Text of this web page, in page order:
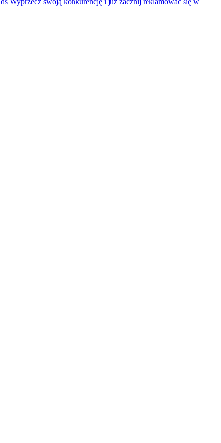
Wyprzedź swoją konkurencję i już zacznij reklamować się w